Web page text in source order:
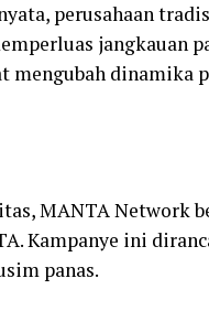
perusahaan
jangkauan
mengubah dinamika
MANTA Network
Kampanye ini
panas.